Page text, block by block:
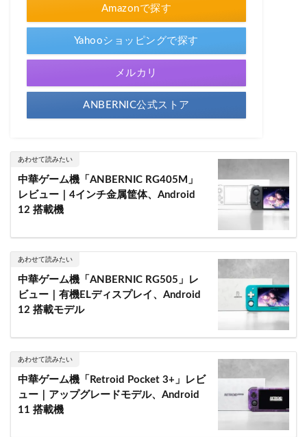
Amazonで探す
Yahooショッピングで探す
メルカリ
ANBERNIC公式ストア
あわせて読みたい
中華ゲーム機「ANBERNIC RG405M」
レビュー｜4インチ金属筐体、Android
12 搭載機
あわせて読みたい
中華ゲーム機「ANBERNIC RG505」レ
ビュー｜有機ELディスプレイ、Android
12 搭載モデル
あわせて読みたい
中華ゲーム機「Retroid Pocket 3+」レビ
ュー｜アップグレードモデル、Android
11 搭載機